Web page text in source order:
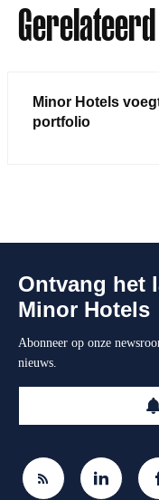
Minor Hotels
portfolio
Ontvang het
Minor Hotels
Abonneer op onze
nieuws.